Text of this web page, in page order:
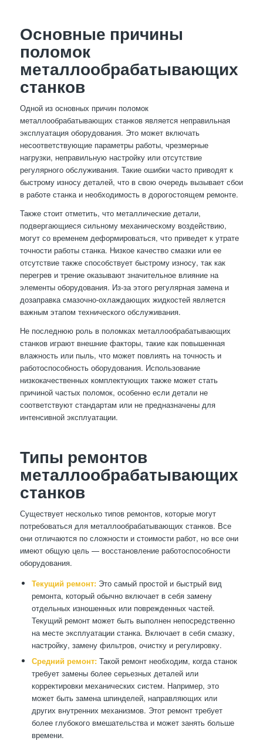
Основные причины
поломок
металлообрабатывающих
станков
Одной из основных причин поломок
металлообрабатывающих станков является неправильная
эксплуатация оборудования. Это может включать
несоответствующие параметры работы, чрезмерные
нагрузки, неправильную настройку или отсутствие
регулярного обслуживания. Такие ошибки часто приводят к
быстрому износу деталей, что в свою очередь вызывает сбои
в работе станка и необходимость в дорогостоящем ремонте.
Также стоит отметить, что металлические детали,
подвергающиеся сильному механическому воздействию,
могут со временем деформироваться, что приведет к утрате
точности работы станка. Низкое качество смазки или ее
отсутствие также способствует быстрому износу, так как
перегрев и трение оказывают значительное влияние на
элементы оборудования. Из-за этого регулярная замена и
дозаправка смазочно-охлаждающих жидкостей является
важным этапом технического обслуживания.
Не последнюю роль в поломках металлообрабатывающих
станков играют внешние факторы, такие как повышенная
влажность или пыль, что может повлиять на точность и
работоспособность оборудования. Использование
низкокачественных комплектующих также может стать
причиной частых поломок, особенно если детали не
соответствуют стандартам или не предназначены для
интенсивной эксплуатации.
Типы ремонтов
металлообрабатывающих
станков
Существует несколько типов ремонтов, которые могут
потребоваться для металлообрабатывающих станков. Все
они отличаются по сложности и стоимости работ, но все они
имеют общую цель — восстановление работоспособности
оборудования.
Текущий ремонт:Это самый простой и быстрый вид
ремонта, который обычно включает в себя замену
отдельных изношенных или поврежденных частей.
Текущий ремонт может быть выполнен непосредственно
на месте эксплуатации станка. Включает в себя смазку,
настройку, замену фильтров, очистку и регулировку.
Средний ремонт:Такой ремонт необходим, когда станок
требует замены более серьезных деталей или
корректировки механических систем. Например, это
может быть замена шпинделей, направляющих или
других внутренних механизмов. Этот ремонт требует
более глубокого вмешательства и может занять больше
времени.